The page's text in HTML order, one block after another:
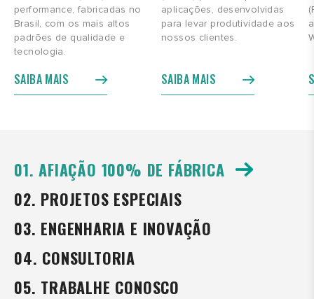
performance, fabricadas no
Brasil, com os mais altos
padrões de qualidade e
tecnologia.
SAIBA MAIS
aplicações, desenvolvidas
para levar produtividade aos
nossos clientes.
SAIBA MAIS
01. AFIAÇÃO 100% DE FÁBRICA
02. PROJETOS ESPECIAIS
03. ENGENHARIA E INOVAÇÃO
04. CONSULTORIA
05. TRABALHE CONOSCO